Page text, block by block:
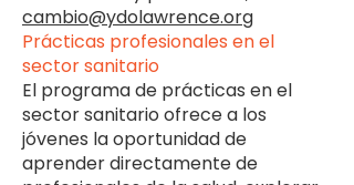
cambio@ydolawrence.org
Prácticas profesionales en el
sector sanitario
El programa de prácticas en el
sector sanitario ofrece a los
jóvenes la oportunidad de
aprender directamente de